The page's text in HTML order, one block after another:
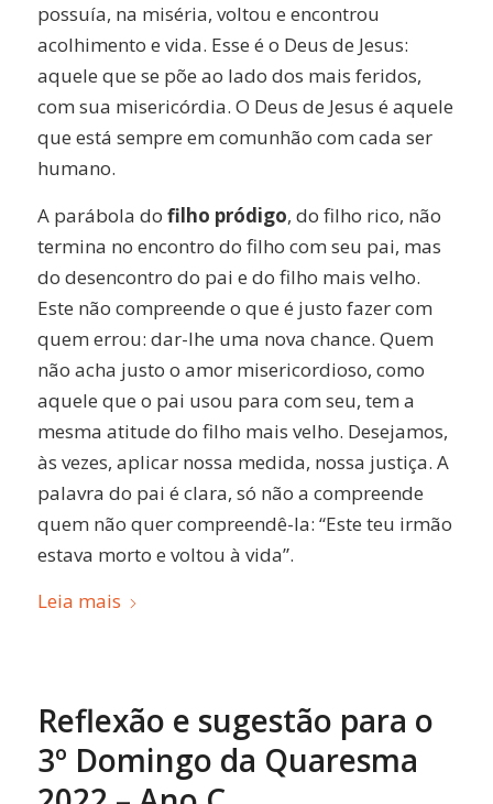
possuía, na miséria, voltou e encontrou
acolhimento e vida. Esse é o Deus de Jesus:
aquele que se põe ao lado dos mais feridos,
com sua misericórdia. O Deus de Jesus é aquele
que está sempre em comunhão com cada ser
humano.
A parábola do filho pródigo, do filho rico, não
termina no encontro do filho com seu pai, mas
do desencontro do pai e do filho mais velho.
Este não compreende o que é justo fazer com
quem errou: dar-lhe uma nova chance. Quem
não acha justo o amor misericordioso, como
aquele que o pai usou para com seu, tem a
mesma atitude do filho mais velho. Desejamos,
às vezes, aplicar nossa medida, nossa justiça. A
palavra do pai é clara, só não a compreende
quem não quer compreendê-la: “Este teu irmão
estava morto e voltou à vida”.
Leia mais
Reflexão e sugestão para o
3º Domingo da Quaresma